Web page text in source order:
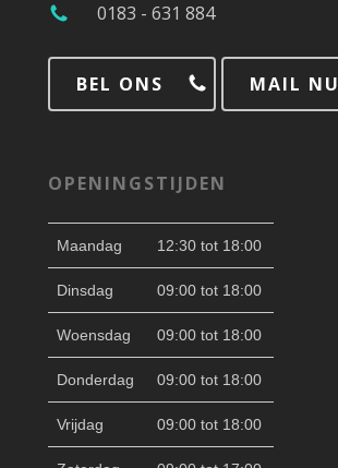
0183 - 631 884
BEL ONS MAIL NU
OPENINGSTIJDEN
Maandag 12:30 tot 18:00
Dinsdag 09:00 tot 18:00
Woensdag 09:00 tot 18:00
Donderdag 09:00 tot 18:00
Vrijdag 09:00 tot 18:00